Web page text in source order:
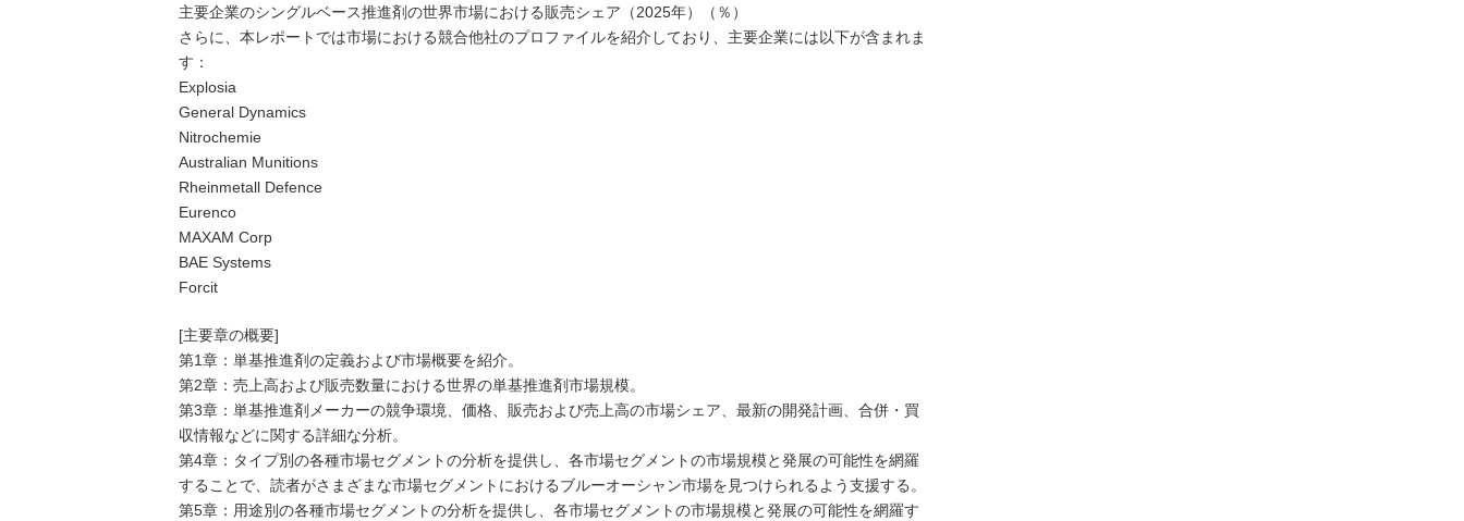
主要企業のシングルベース推進剤の世界市場における販売シェア（2025年）（％）
さらに、本レポートでは市場における競合他社のプロファイルを紹介しており、主要企業には以下が含まれま
す：
Explosia
General Dynamics
Nitrochemie
Australian Munitions
Rheinmetall Defence
Eurenco
MAXAM Corp
BAE Systems
Forcit
[主要章の概要]
第1章：単基推進剤の定義および市場概要を紹介。
第2章：売上高および販売数量における世界の単基推進剤市場規模。
第3章：単基推進剤メーカーの競争環境、価格、販売および売上高の市場シェア、最新の開発計画、合併・買
収情報などに関する詳細な分析。
第4章：タイプ別の各種市場セグメントの分析を提供し、各市場セグメントの市場規模と発展の可能性を網羅
することで、読者がさまざまな市場セグメントにおけるブルーオーシャン市場を見つけられるよう支援する。
第5章：用途別の各種市場セグメントの分析を提供し、各市場セグメントの市場規模と発展の可能性を網羅す